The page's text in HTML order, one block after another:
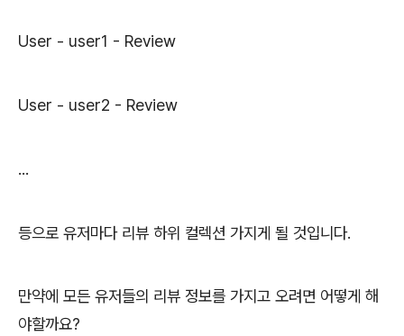
User - user1 - Review
User - user2 - Review
...
등으로 유저마다 리뷰 하위 컬렉션 가지게 될 것입니다.
만약에 모든 유저들의 리뷰 정보를 가지고 오려면 어떻게 해
야할까요?